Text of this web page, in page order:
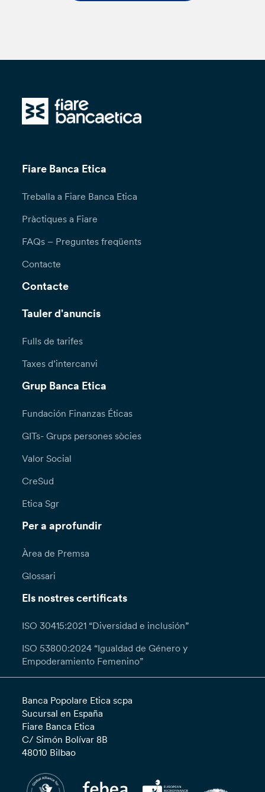
Fiare Banca Etica
Treballa a Fiare Banca Etica
Pràctiques a Fiare
FAQs – Preguntes freqüents
Contacte
Contacte
Tauler d'anuncis
Fulls de tarifes
Taxes d’intercanvi
Grup Banca Etica
Fundación Finanzas Éticas
GITs- Grups persones sòcies
Valor Social
CreSud
Etica Sgr
Per a aprofundir
Àrea de Premsa
Glossari
Els nostres certificats
ISO 30415:2021 “Diversidad e inclusión”
ISO 53800:2024 “Igualdad de Género y
Empoderamiento Femenino”
Banca Popolare Etica scpa
Sucursal en España
Fiare Banca Etica
C/ Simón Bolívar 8B
48010 Bilbao